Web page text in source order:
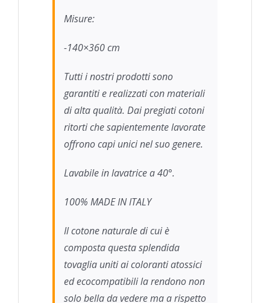
Misure:
-140×360 cm
Tutti i nostri prodotti sono
garantiti e realizzati con materiali
di alta qualità. Dai pregiati cotoni
ritorti che sapientemente lavorate
offrono capi unici nel suo genere.
Lavabile in lavatrice a 40°.
100% MADE IN ITALY
Il cotone naturale di cui è
composta questa splendida
tovaglia uniti ai coloranti atossici
ed ecocompatibili la rendono non
solo bella da vedere ma a rispetto